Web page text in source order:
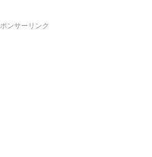
ンサーリンク